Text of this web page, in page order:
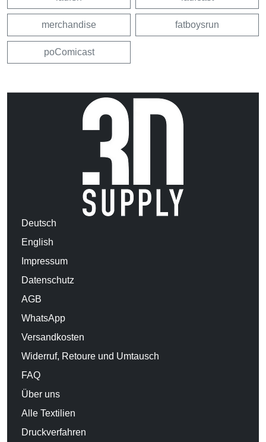
merchandise fatboysrun
poComicast
Deutsch
English
Impressum
Datenschutz
AGB
WhatsApp
Versandkosten
Widerruf, Retoure und Umtausch
FAQ
Über uns
Alle Textilien
Druckverfahren